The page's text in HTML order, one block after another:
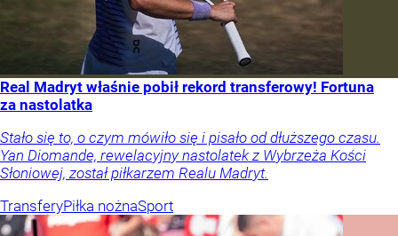
Real Madryt właśnie pobił rekord transferowy! Fortuna
za nastolatka
Stało się to, o czym mówiło się i pisało od dłuższego czasu.
Yan Diomande, rewelacyjny nastolatek z Wybrzeża Kości
Słoniowej, został piłkarzem Realu Madryt.
TransferyPiłka nożnaSport